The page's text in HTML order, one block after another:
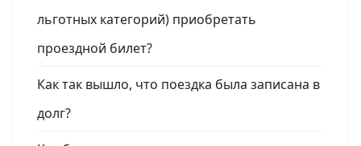
льготных категорий) приобретать
проездной билет?
Как так вышло, что поездка была записана в
долг?